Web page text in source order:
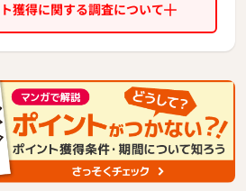
ト獲得に関する調査について